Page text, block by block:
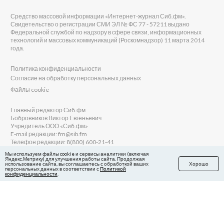
Средство массовой информации «Интернет-журнал Сиб.фм».
Свидетельство о регистрации СМИ ЭЛ № ФС 77 - 57211 выдано
Федеральной службой по надзору в сфере связи, информационных
технологий и массовых коммуникаций (Роскомнадзор) 11 марта 2014
года.
Политика конфиденциальности
Согласие на обработку персональных данных
Файлы cookie
Главный редактор Сиб.фм
Бобровников Виктор Евгеньевич
Учредитель ООО «Сиб.фм»
E-mail редакции: fm@sib.fm
Телефон редакции: 8(800) 600-21-41
Сайт разработан и поддерживается Технодзен
Мы используем файлы cookie и сервисы аналитики (включая
Яндекс.Метрику) для улучшения работы сайта. Продолжая
использование сайта, вы соглашаетесь с обработкой ваших
персональных данных в соответствии сПолитикой
конфиденциальности
Хорошо